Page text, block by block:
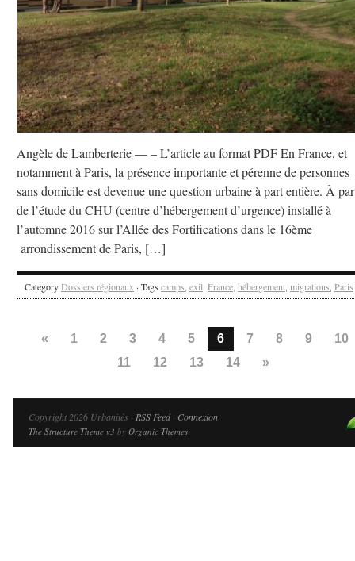
Angèle de Lamberterie –– – L’article au format PDF En France, et
notamment à Paris, la présence importante et pérenne de personnes
sans domicile est devenue une question urbaine à part entière. À
de l’étude du CHU (centre d’hébergement d’urgence) installé à
l’automne 2016 sur l’Allée des Fortifications dans le 16ème
arrondissement de Paris, […]
CategoryDossiers régionaux · Tags camps, exil, France, hébergement, migrations, Paris
« 1 2 3 4 5 6 7 8 9
10
11
12 13 14 »
Copyright 2026 Urbanités · RSS Feed· Connexion
The Structure Theme v3 by Organic Themes